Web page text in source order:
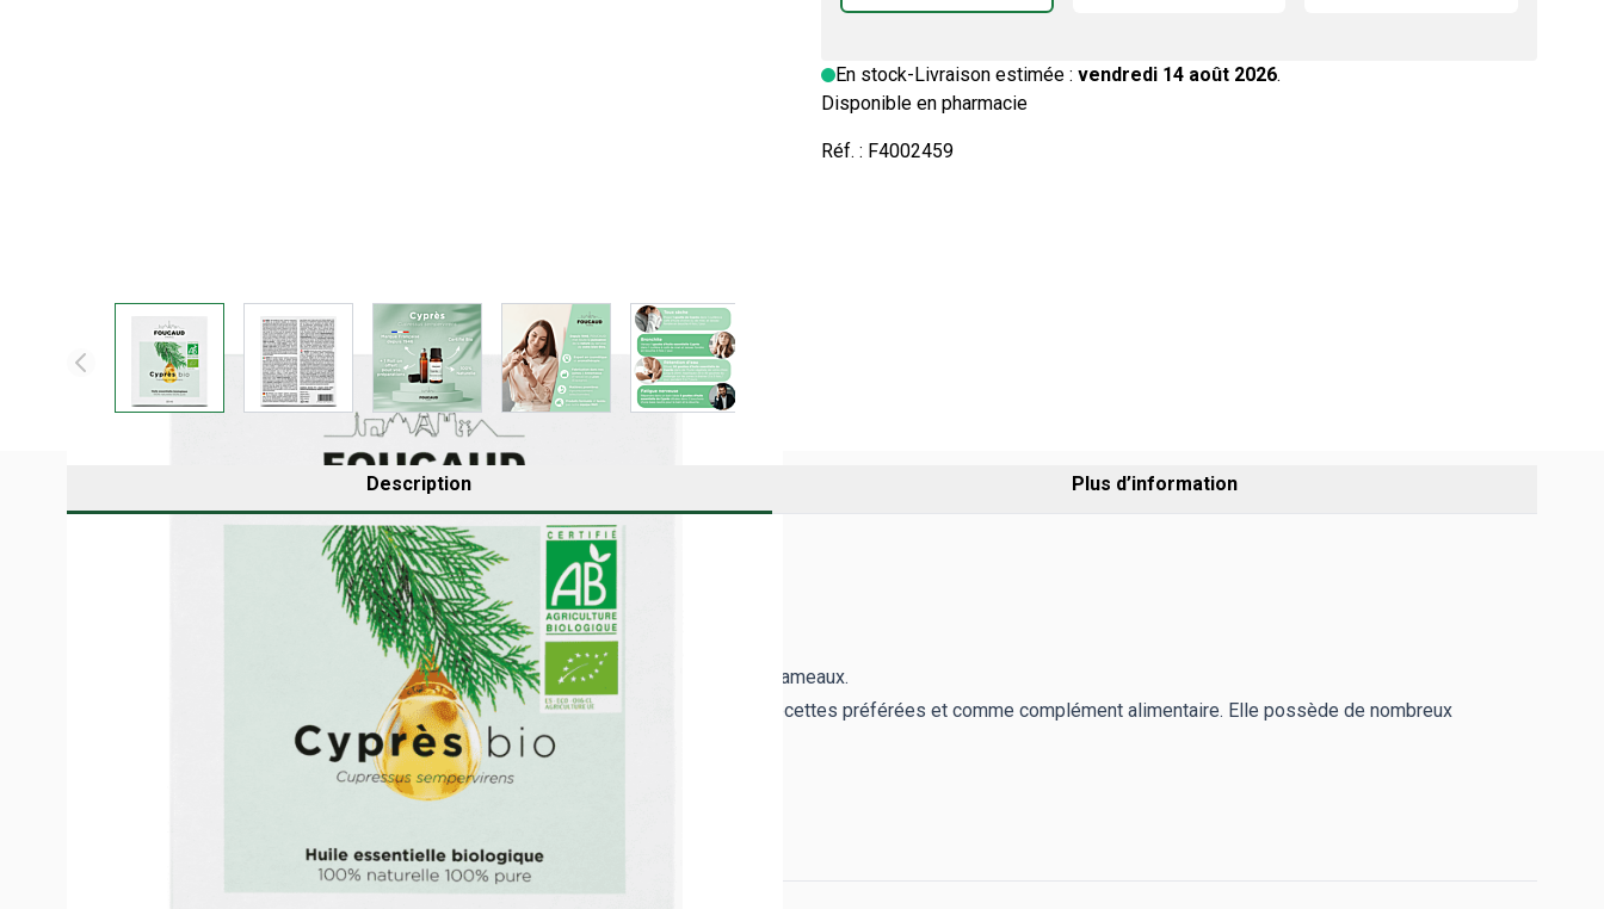
View larger imageView larger imageView larger imageView larger imageView larger image
En stock-Livraison estimée : vendredi 14 août 2026.
Disponible en pharmacie
Réf. : F4002459
Description Plus d’information
QU'EST-CE QUE L'HUILE ESSENTIELLE DE CYPRÈS ?
100% Naturelle - 100% Pure | Ingrédient issu de l’agriculture biologique.
L'huile essentielle de cyprès est obtenue grâce à la distillation à la vapeur d'eau des rameaux.
L'huile essentielle de Cyprès est multi usage. Vous pouvez l'utiliser pour créer vos recettes préférées et comme complément alimentaire. Elle possède de nombreux
Cupressus sempervirens
Complément alimentaire.